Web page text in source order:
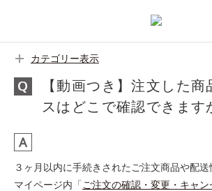
カテゴリー表示
【動画つき】注文した商
スはどこで確認できます
３ヶ月以内に手続きされたご注文商品や配送
マイページ内「ご注文の確認・変更・キャン